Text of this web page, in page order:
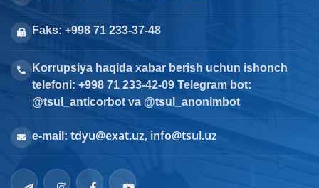
Faks: +998 71 233-37-48
Korrupsiya haqida xabar berish uchun ishonch
telefoni: +998 71 233-42-09 Telegram bot:
@tsul_anticorbot va @tsul_anonimbot
e-mail: tdyu@exat.uz, info@tsul.uz